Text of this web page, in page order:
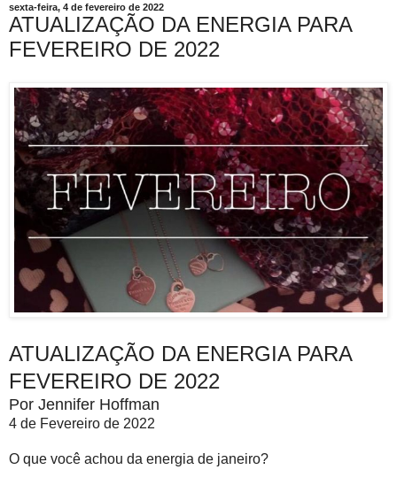
sexta-feira, 4 de fevereiro de 2022
ATUALIZAÇÃO DA ENERGIA PARA
FEVEREIRO DE 2022
ATUALIZAÇÃO DA ENERGIA PARA
FEVEREIRO DE 2022
Por Jennifer Hoffman
4 de Fevereiro de 2022
O que você achou da energia de janeiro?